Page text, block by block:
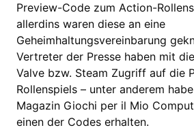
Preview-Code zum Action-
allerdins waren diese an eine
Geheimhaltungsvereinbarung
Vertreter der Presse haben mit
Valve bzw. Steam Zugriff auf die
Rollenspiels – unter anderem
Magazin Giochi per il Mio
einen der Codes erhalten.